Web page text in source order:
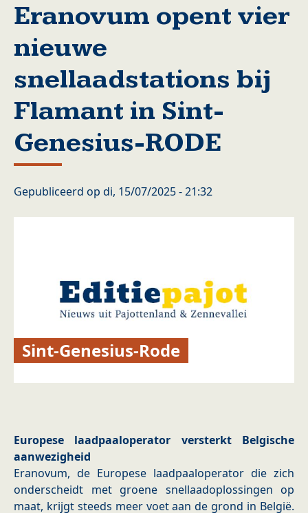
Eranovum opent vier
nieuwe
snellaadstations bij
Flamant in Sint-
Genesius-RODE
Gepubliceerd op di, 15/07/2025 - 21:32
Sint-Genesius-Rode
Europese laadpaaloperator versterkt Belgische
aanwezigheid
Eranovum, de Europese laadpaaloperator die zich
onderscheidt met groene snellaadoplossingen op
maat, krijgt steeds meer voet aan de grond in België.